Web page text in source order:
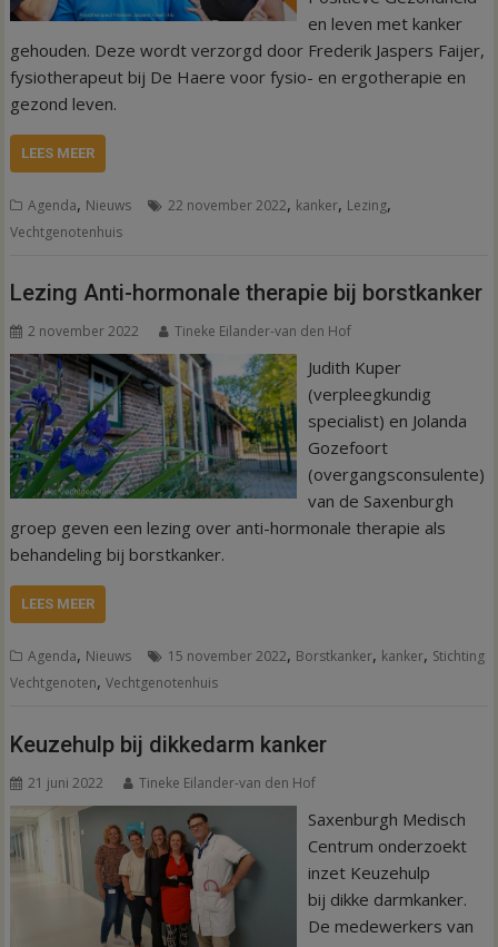
en leven met kanker
gehouden. Deze wordt verzorgd door Frederik Jaspers Faijer,
fysiotherapeut bij De Haere voor fysio- en ergotherapie en
gezond leven.
LEES MEER
Agenda, Nieuws 22 november 2022, kanker, Lezing,
Vechtgenotenhuis
Lezing Anti-hormonale therapie bij borstkanker
2 november 2022 Tineke Eilander-van den Hof
Judith Kuper
(verpleegkundig
specialist) en Jolanda
Gozefoort
(overgangsconsulente)
van de Saxenburgh
groep geven een lezing over anti-hormonale therapie als
behandeling bij borstkanker.
LEES MEER
Agenda, Nieuws 15 november 2022, Borstkanker, kanker, Stichting
Vechtgenoten,Vechtgenotenhuis
Keuzehulp bij dikkedarm kanker
21 juni 2022 Tineke Eilander-van den Hof
Saxenburgh Medisch
Centrum onderzoekt
inzet Keuzehulp
bij dikke darmkanker.
De medewerkers van